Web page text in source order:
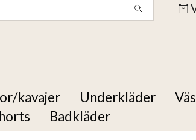
kavajer Underkläder
Badkläder